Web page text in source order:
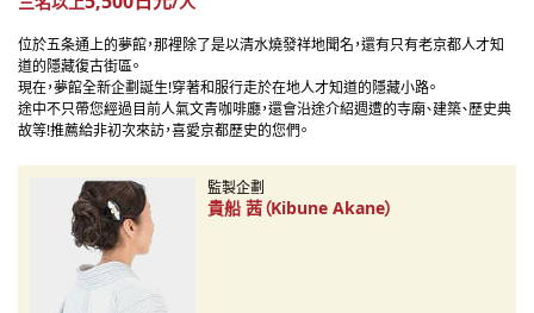
位於五条通上的夢館，那裡除了是以清水燒發祥地聞名，還有只有老京都人才知
道的隱藏復古街區。
現在，夢館全新企劃誕生!穿著和服行走於在地人才知道的隱藏小路。
途中不只帶您經過目前人氣文青咖啡廳，還會沿途介紹週遭的寺廟、建築、歷史典
故等!推薦給非初次來訪，喜愛京都歷史的您們。
監製企劃
貴船 茜（Kibune Akane）